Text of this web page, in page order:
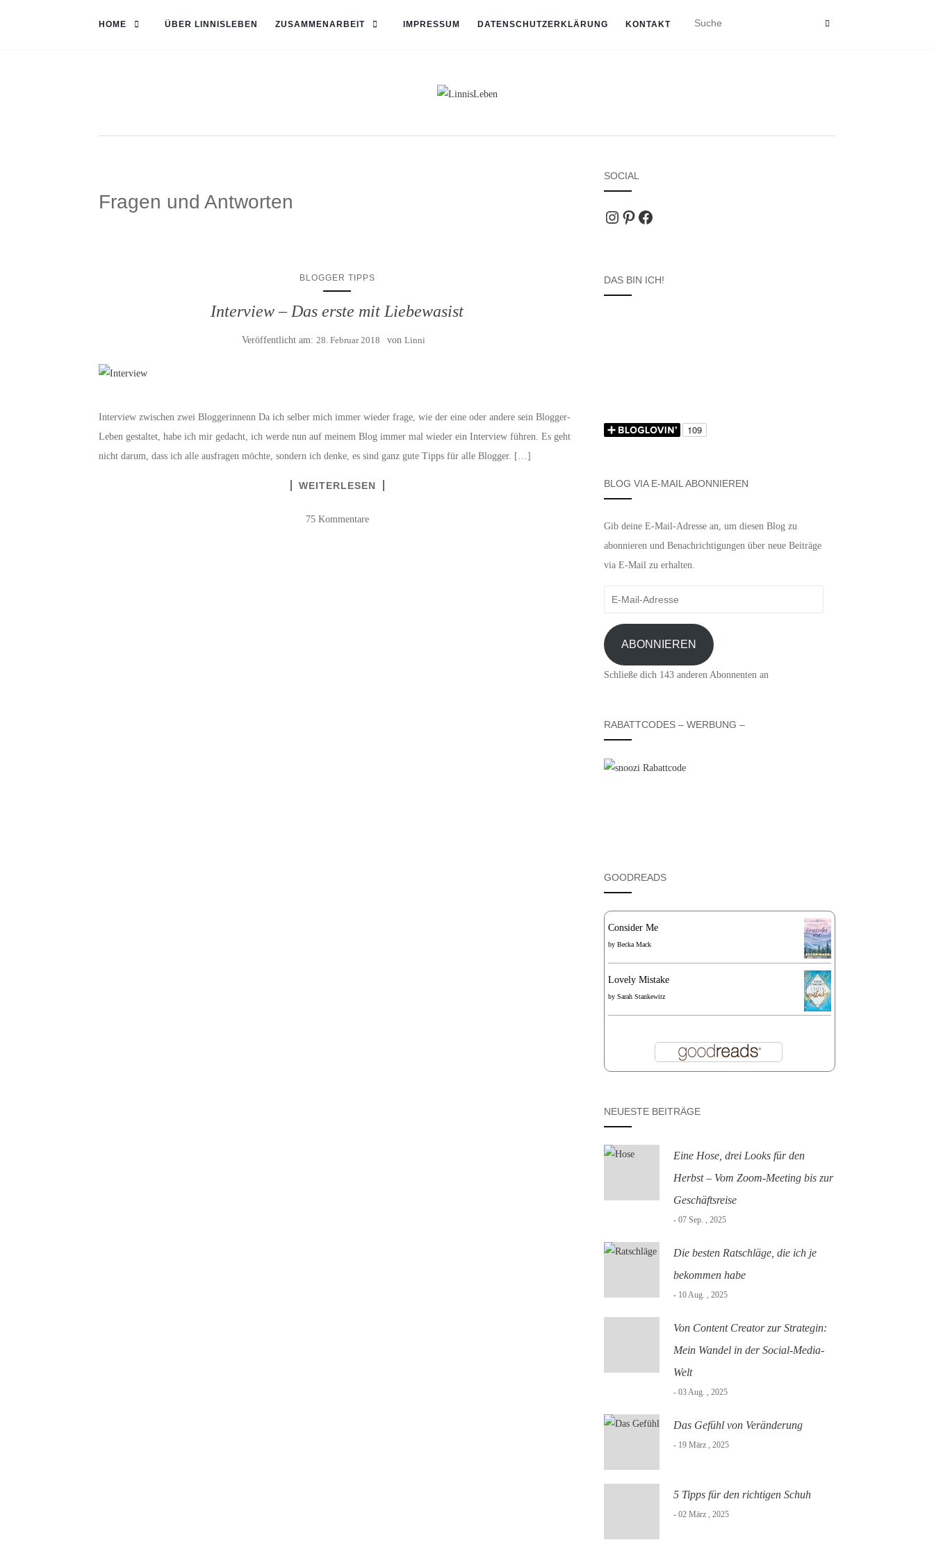
HOME ÜBER LINNISLEBEN ZUSAMMENARBEIT IMPRESSUM DATENSCHUTZERKLÄRUNG KONTAKT
Fragen und Antworten
BLOGGER TIPPS
Interview – Das erste mit Liebewasist
Veröffentlicht am: 28. Februar 2018 vonLinni
Interview zwischen zwei Bloggerinnenn Da ich selber mich immer wieder frage, wie der eine oder andere sein Blogger-
Leben gestaltet, habe ich mir gedacht, ich werde nun auf meinem Blog immer mal wieder ein Interview führen. Es geht
nicht darum, dass ich alle ausfragen möchte, sondern ich denke, es sind ganz gute Tipps für alle Blogger. […]
WEITERLESEN
75 Kommentare
SOCIAL
Instagram
PinterestFacebook
DAS BIN ICH!
BLOG VIA E-MAIL ABONNIEREN
Gib deine E-Mail-Adresse an, um diesen Blog zu
abonnieren und Benachrichtigungen über neue Beiträge
via E-Mail zu erhalten.
E-
Adresse
ABONNIEREN
Schließe dich 143 anderen Abonnenten an
RABATTCODES – WERBUNG –
GOODREADS
Consider Me
by Becka Mack
Lovely Mistake
by Sarah Stankewitz
NEUESTE BEITRÄGE
Eine Hose, drei Looks für den
Herbst – Vom Zoom-Meeting bis zur
Geschäftsreise
- 07 Sep. , 2025
Die besten Ratschläge, die ich je
bekommen habe
- 10 Aug. , 2025
Von Content Creator zur Strategin:
Mein Wandel in der Social-Media-
Welt
- 03 Aug. , 2025
Das Gefühl von Veränderung
- 19 März , 2025
5 Tipps für den richtigen Schuh
- 02 März , 2025